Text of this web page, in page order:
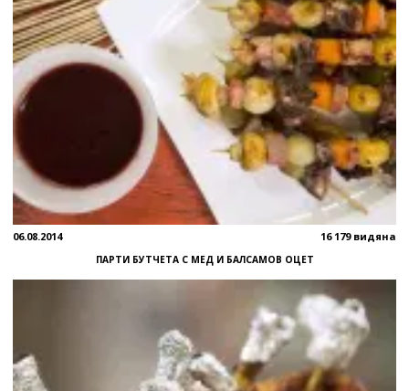
06.08.2014 16 179 видяна
ПАРТИ БУТЧЕТА С МЕД И БАЛСАМОВ ОЦЕТ